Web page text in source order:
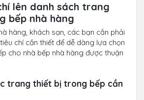
lên danh sách trang
bếp nhà hàng
hàng, khách sạn, các bạn cần phải
chí cần thiết để dễ dàng lựa chọn
cho nhà bếp nhà hàng được thuận
trang thiết bị trong bếp cần